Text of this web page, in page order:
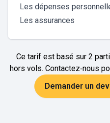
Les dépenses
Les assurances
Ce tarif est basé sur 2
hors vols. Contactez‑nous
Demander un